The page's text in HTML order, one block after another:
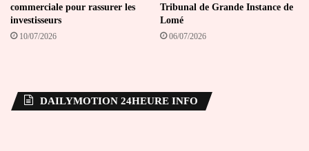
commerciale pour rassurer les
investisseurs
10/07/2026
Tribunal de Grande Instance de
Lomé
06/07/2026
DAILYMOTION 24HEURE INFO